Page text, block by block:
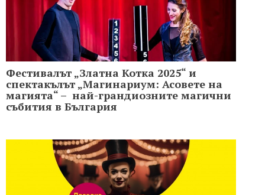
Фестивалът „Златна Котка 2025“ и
спектакълът „Магинариум: Асовете на
магията“ – най-грандиозните магични
събития в България